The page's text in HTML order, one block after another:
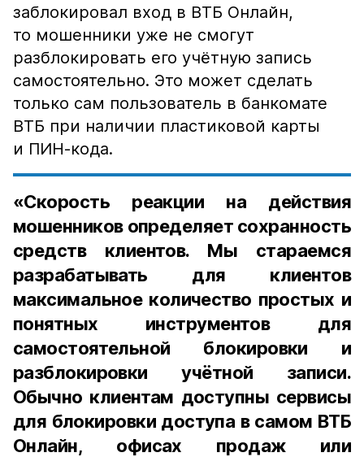
заблокировал вход в ВТБ Онлайн,
то мошенники уже не смогут
разблокировать его учётную запись
самостоятельно. Это может сделать
только сам пользователь в банкомате
ВТБ при наличии пластиковой карты
и ПИН-кода.
«Скорость реакции на действия
мошенников определяет сохранность
средств клиентов. Мы стараемся
разрабатывать для клиентов
максимальное количество простых и
понятных инструментов для
самостоятельной блокировки и
разблокировки учётной записи.
Обычно клиентам доступны сервисы
для блокировки доступа в самом ВТБ
Онлайн, офисах продаж или